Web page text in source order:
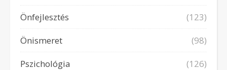
Önfejlesztés
(123)
Önismeret
(98)
Pszichológia
(126)